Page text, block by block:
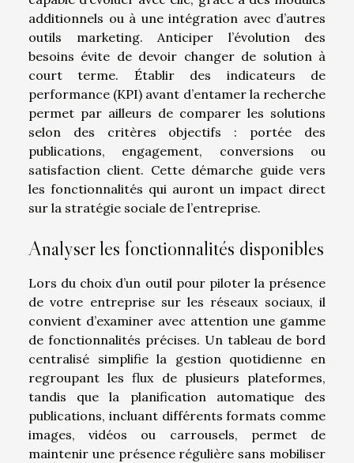
additionnels ou à une intégration avec d’autres
outils marketing. Anticiper l’évolution des
besoins évite de devoir changer de solution à
court terme. Établir des indicateurs de
performance (KPI) avant d’entamer la recherche
permet par ailleurs de comparer les solutions
selon des critères objectifs : portée des
publications, engagement, conversions ou
satisfaction client. Cette démarche guide vers
les fonctionnalités qui auront un impact direct
sur la stratégie sociale de l’entreprise.
Analyser les fonctionnalités disponibles
Lors du choix d’un outil pour piloter la présence
de votre entreprise sur les réseaux sociaux, il
convient d’examiner avec attention une gamme
de fonctionnalités précises. Un tableau de bord
centralisé simplifie la gestion quotidienne en
regroupant les flux de plusieurs plateformes,
tandis que la planification automatique des
publications, incluant différents formats comme
images, vidéos ou carrousels, permet de
maintenir une présence régulière sans mobiliser